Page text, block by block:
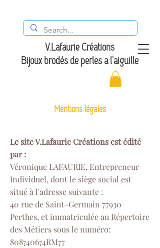
V.Lafaurie Créations
Bijoux brodés de perles à l'aiguille
Mentions légales
Le site V.Lafaurie Créations est édité
par :
Véronique LAFAURIE, Entrepreneur
Individuel, dont le siège social est
situé à l'adresse suivante :
40 rue de Saint-Germain 77930
Perthes, et immatriculée au Répertoire
des Métiers sous le numéro:
808740674RM77